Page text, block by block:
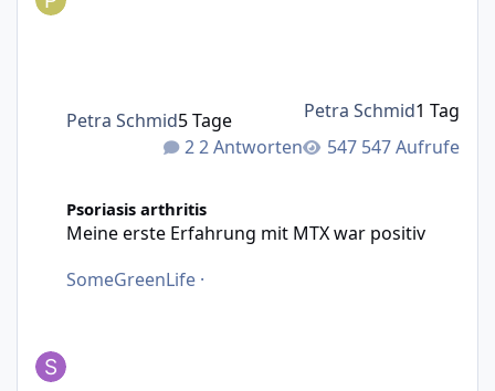
2 Antworten 547 Aufrufe
Petra Schmid5 Tage Petra Schmid1 Tag
Psoriasis arthritis
Meine erste Erfahrung mit MTX war positiv
SomeGreenLife ·